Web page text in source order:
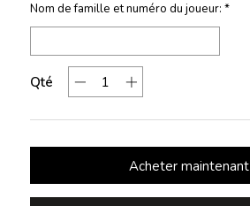
Nom de famille et numéro du joueur: *
Qté
Acheter maintenant